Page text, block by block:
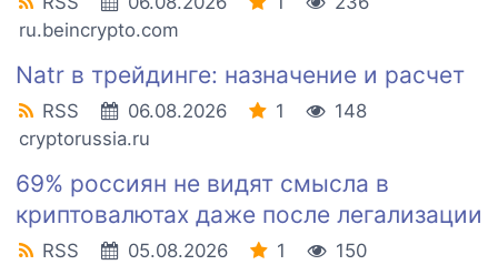
ru.beincrypto.com
Natr в трейдинге: назначение и расчет
RSS 06.08.2026 1
148
cryptorussia.ru
69% россиян не видят смысла в
криптовалютах даже после легализации
RSS 05.08.2026 1
150